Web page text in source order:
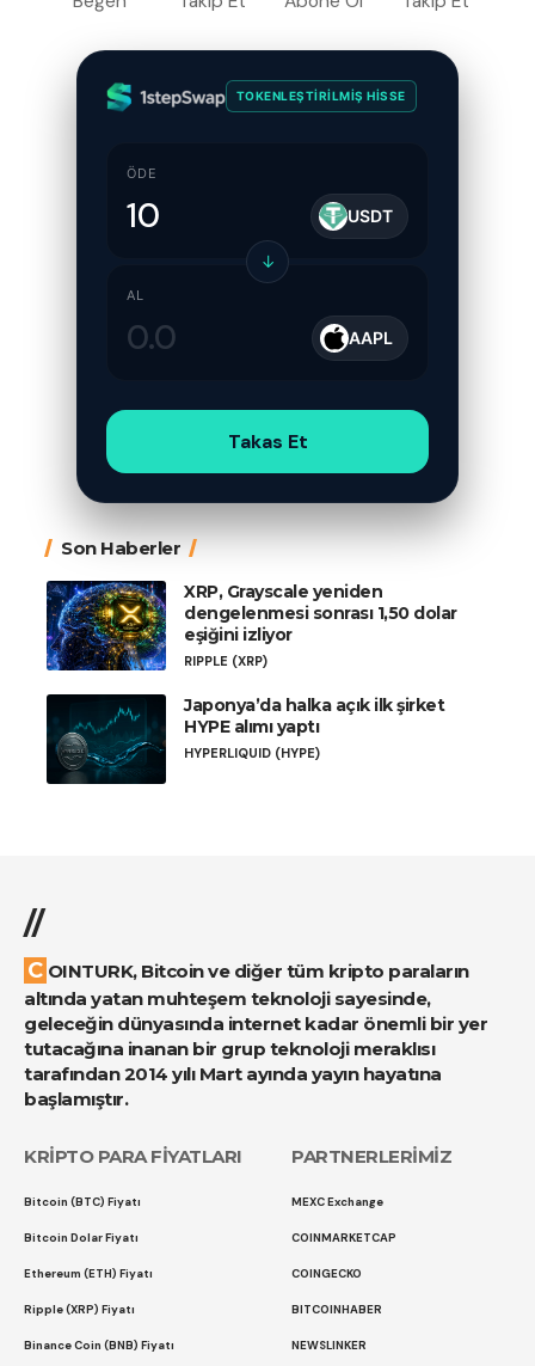
TOKENLEŞTIRILMIŞ HISSE
ÖDE
USDT
↓
AL
AAPL
Takas Et
Son Haberler
XRP, Grayscale yeniden
dengelenmesi sonrası 1,50 dolar
eşiğini izliyor
RIPPLE (XRP)
Japonya’da halka açık ilk şirket
HYPE alımı yaptı
HYPERLIQUID (HYPE)
//
COINTURK, Bitcoin ve diğer tüm kripto paraların
altında yatan muhteşem teknoloji sayesinde,
geleceğin dünyasında internet kadar önemli bir yer
tutacağına inanan bir grup teknoloji meraklısı
tarafından 2014 yılı Mart ayında yayın hayatına
başlamıştır.
KRİPTO PARA FİYATLARI
Bitcoin (BTC) Fiyatı
Bitcoin Dolar Fiyatı
Ethereum (ETH) Fiyatı
Ripple (XRP) Fiyatı
Binance Coin (BNB) Fiyatı
PARTNERLERİMİZ
MEXC Exchange
COINMARKETCAP
COINGECKO
BITCOINHABER
NEWSLINKER